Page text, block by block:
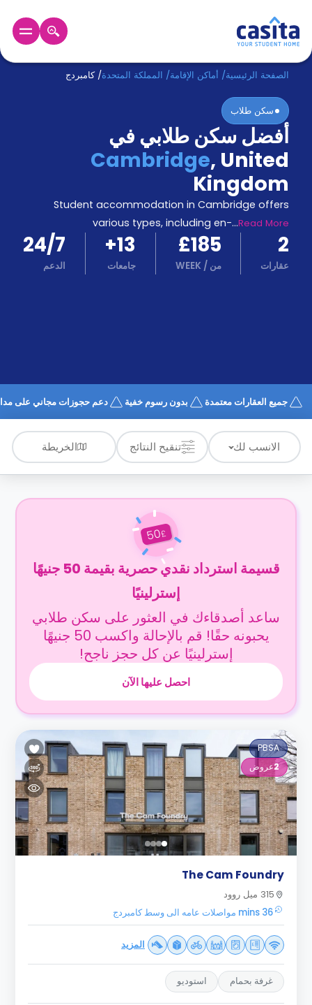
الرئيسية عربي GBP
دخول
حجز
السكن
نحن؟
المدونة
أخبر
أصدقائك
و
اكسب
كن
كيف
تعمل؟
الأسئلة
الشائعة
الصفحة الرئيسية/ أماكن الإقامة/ المملكة المتحدة/كامبردج
سكن طلاب
أفضل سكن طلابي في
Cambridge, United
Kingdom
Student accommodation in Cambridge offers
various types, including en-...Read More
2
عقارات
£185
من /
WEEK
13
+
جامعات
24/7
الدعم
جميع العقارات معتمدة بدون رسوم خفية دعم حجوزات مجاني على مدار
الانسب لك تنقيح النتائج الخريطة
£
50
قسيمة استرداد نقدي حصرية بقيمة 50 جنيهًا
إسترلينيًا
ساعد أصدقاءك في العثور على سكن طلابي
يحبونه حقًا! قم بالإحالة واكسب 50 جنيهًا
إسترلينيًا عن كل حجز ناجح!
احصل عليها الآن
PBSA
2عروض
The Cam Foundry
315 ميل روود
36 mins مواصلات عامه الى وسط كامبردج
المزيد
غرفة بحمام استوديو